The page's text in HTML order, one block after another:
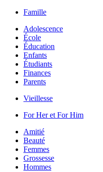
Famille
Adolescence
École
Éducation
Enfants
Étudiants
Finances
Parents
Vieillesse
For Her et For Him
Amitié
Beauté
Femmes
Grossesse
Hommes